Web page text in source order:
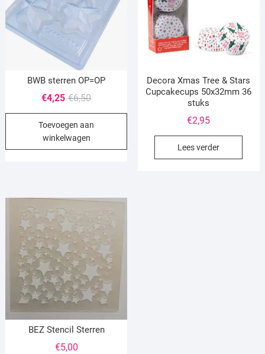
BWB sterren OP=OP
€6,50Oorspronkelijke
prijs
was:
€4,25
Huidige
prijs
is:
Toevoegen aan
winkelwagen
Decora Xmas Tree & Stars
Cupcakecups 50x32mm 36
stuks
€2,95
Lees verder
BEZ Stencil Sterren
€5,00